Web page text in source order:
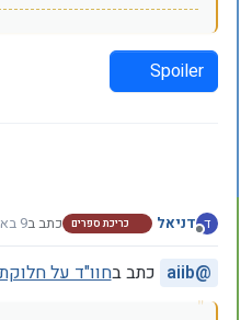
Spoiler
ד
מנותק
דניאל כריכת ספרים כתב ב9 באפר׳ 2026, 21:08 נערך
@
aiib כתב בחוו"ד על